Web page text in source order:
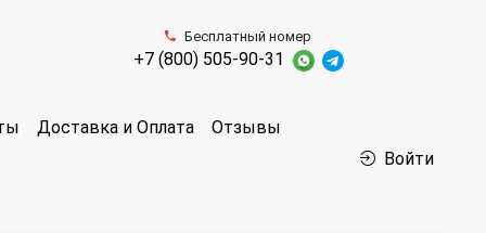
Бесплатный номер
+7 (800) 505-90-31
Доставка и Оплата Отзывы
Войти